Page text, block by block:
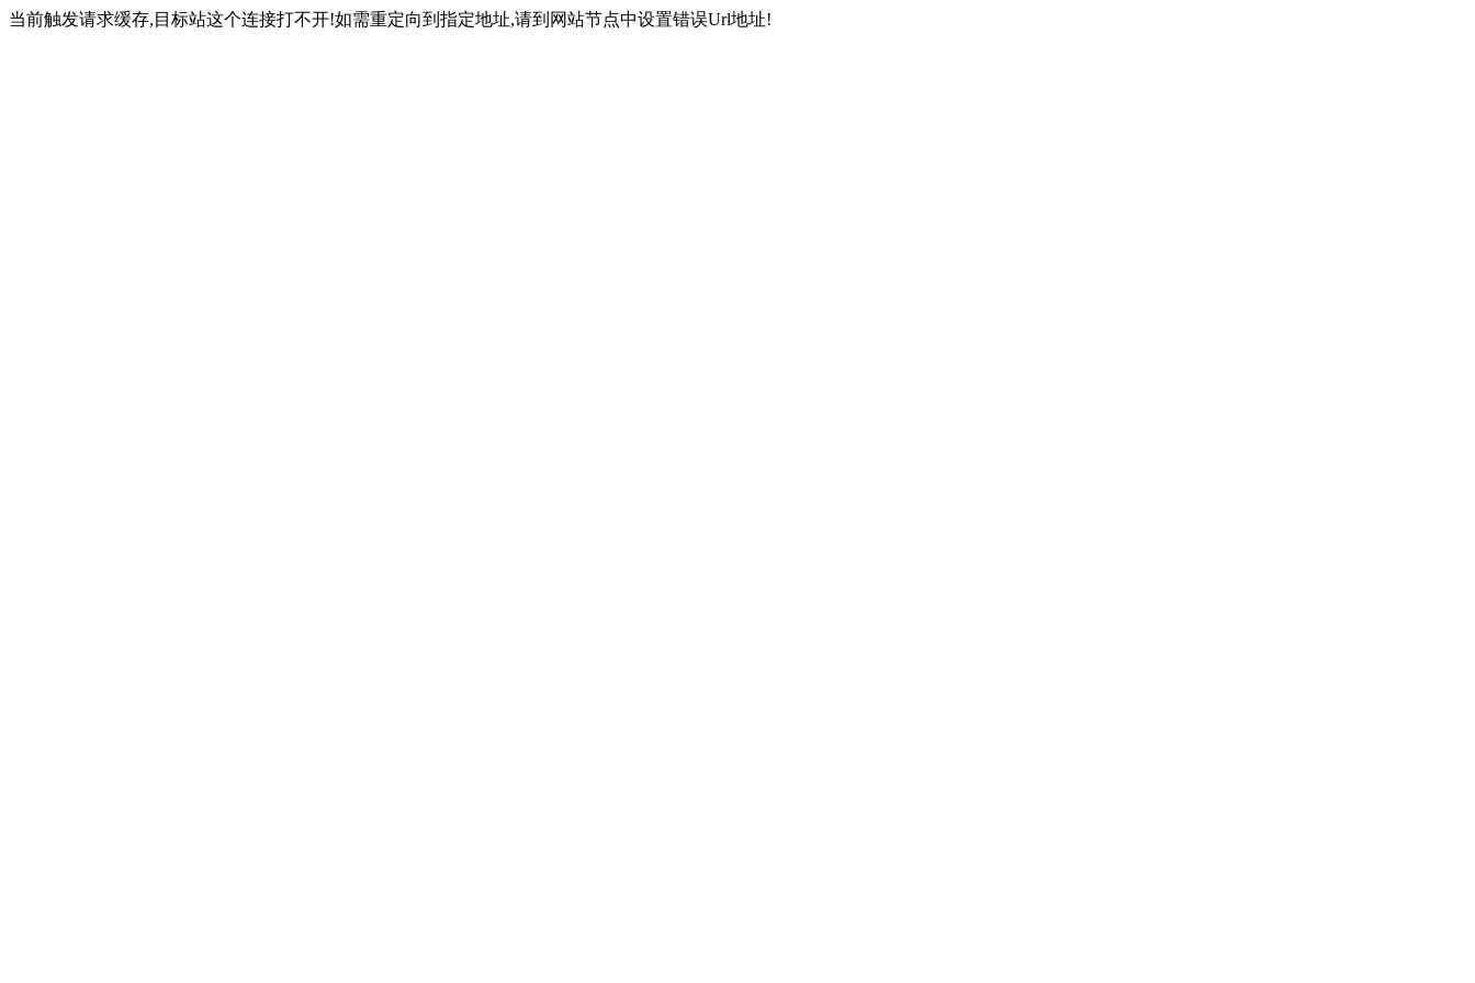
当前触发请求缓存,目标站这个连接打不开!如需重定向到指定地址,请到网站节点中设置错误Url地址!